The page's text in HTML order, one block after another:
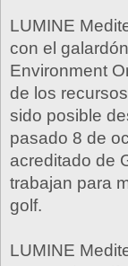
LUMINE
con el
Environment
de los
sido posible
pasado 8 de
acreditado de
trabajan para
golf.
LUMINE